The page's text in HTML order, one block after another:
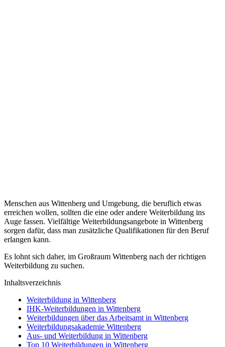
Menschen aus Wittenberg und Umgebung, die beruflich etwas
erreichen wollen, sollten die eine oder andere Weiterbildung ins
Auge fassen. Vielfältige Weiterbildungsangebote in Wittenberg
sorgen dafür, dass man zusätzliche Qualifikationen für den Beruf
erlangen kann.
Es lohnt sich daher, im Großraum Wittenberg nach der richtigen
Weiterbildung zu suchen.
Inhaltsverzeichnis
Weiterbildung in Wittenberg
IHK-Weiterbildungen in Wittenberg
Weiterbildungen über das Arbeitsamt in Wittenberg
Weiterbildungsakademie Wittenberg
Aus- und Weiterbildung in Wittenberg
Top 10 Weiterbildungen in Wittenberg